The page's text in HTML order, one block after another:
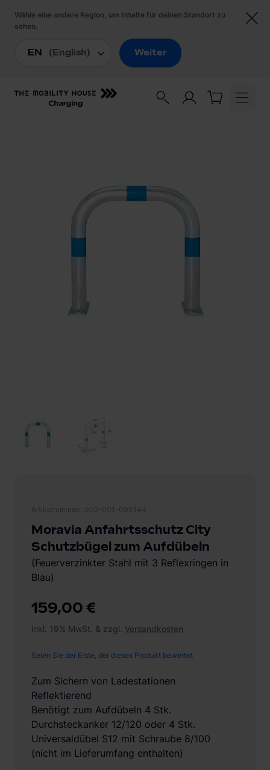
Ladezubehör
Aufdübeln
159,00 €
inkl. 19% MwSt. & zzgl. Versandkosten
Seien Sie der Erste, der dieses Produkt bewertet
Zum Sichern von Ladestationen
Reflektierend
Benötigt zum Aufdübeln 4 Stk.
Durchsteckanker 12/120 oder 4 Stk.
Universaldübel S12 mit Schraube 8/100
(nicht im Lieferumfang enthalten)
Moravia Anfahrtsschutz City
Schutzbügel zum Aufdübeln
(Feuerverzinkter Stahl mit 3 Reflexringen in
Blau)